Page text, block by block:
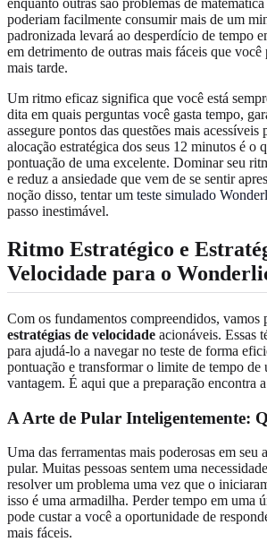
poderiam facilmente consumir mais de um
padronizada levará ao desperdício de tempo
em detrimento de outras mais fáceis que
mais tarde.
Um ritmo eficaz significa que você está
dita em quais perguntas você gasta tempo,
assegure pontos das questões mais acessíveis
alocação estratégica dos seus 12 minutos é o
pontuação de uma excelente. Dominar seu
e reduz a ansiedade que vem de se sentir
noção disso, tentar um teste simulado
passo inestimável.
Ritmo Estratégico e
Velocidade para o
Com os fundamentos compreendidos, vamos
estratégias de velocidade acionáveis. Essas
para ajudá-lo a navegar no teste de forma
pontuação e transformar o limite de tempo de
vantagem. É aqui que a preparação encontra
A Arte de Pular Inteligentemente:
Uma das ferramentas mais poderosas em seu
pular. Muitas pessoas sentem uma
resolver um problema uma vez que o
isso é uma armadilha. Perder tempo em uma
pode custar a você a oportunidade de
mais fáceis.